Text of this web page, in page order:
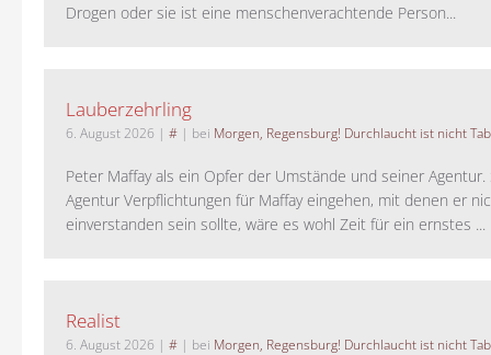
Drogen oder sie ist eine menschenverachtende Person...
Lauberzehrling
6. August 2026 | # | bei Morgen, Regensburg! Durchlaucht ist nicht
Peter Maffay als ein Opfer der Umstände und seiner Agentur.
Agentur Verpflichtungen für Maffay eingehen, mit denen er
einverstanden sein sollte, wäre es wohl Zeit für ein ernstes ...
Realist
6. August 2026 | # | bei Morgen, Regensburg! Durchlaucht ist nicht